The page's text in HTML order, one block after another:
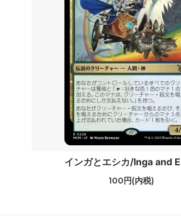
インガとエシカ/Inga and
100円(内税)